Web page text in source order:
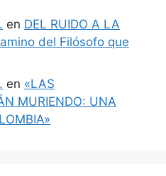
en DEL RUIDO A LA
del Filósofo que
en «LAS
MURIENDO: UNA